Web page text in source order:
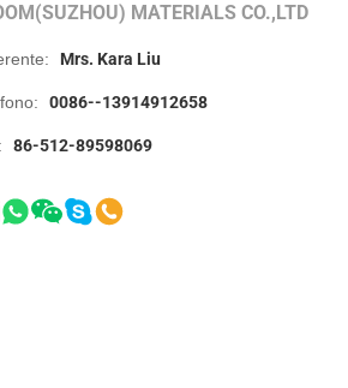
MATERIALS CO.,LTD
Mrs. Kara Liu
0086--13914912658
86-512-89598069